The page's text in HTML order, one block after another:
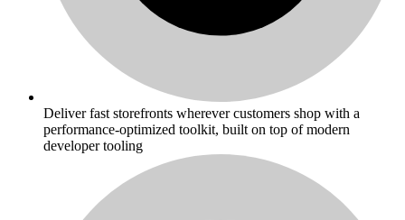
Deliver fast storefronts wherever customers shop with a
performance-optimized toolkit, built on top of modern
developer tooling